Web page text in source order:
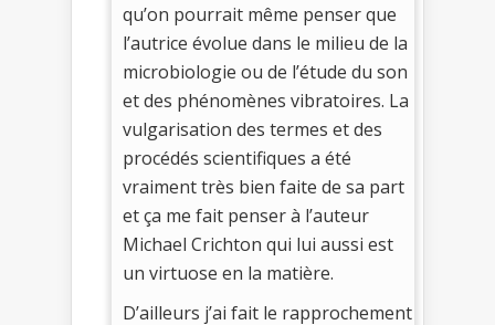
qu’on pourrait même penser que
l’autrice évolue dans le milieu de la
microbiologie ou de l’étude du son
et des phénomènes vibratoires. La
vulgarisation des termes et des
procédés scientifiques a été
vraiment très bien faite de sa part
et ça me fait penser à l’auteur
Michael Crichton qui lui aussi est
un virtuose en la matière.
D’ailleurs j’ai fait le rapprochement